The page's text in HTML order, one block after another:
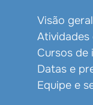
Visão geral
Atividades
Cursos de
Datas e
Equipe e